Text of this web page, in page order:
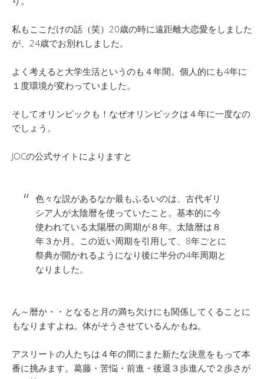
私もここだけの話（笑）20歳の時に遠距離大恋愛をしました
が、24歳でお別れしました。
よく考えると大学生活というのも４年間。個人的にも4年に
１度環境が変わっていました。
そしてオリンピックも！なぜオリンピックは４年に一度なの
でしょう。
JOCの公式サイトによりますと
色々な説があるなか最もふるいのは、古代ギリ
シア人が太陰暦を使っていたこと。基本的に今
使われている太陽暦の周期が８年。太陰暦は８
年３か月。この近い周期を引用して、8年ごとに
祭典が開かれるようになり後に半分の4年周期と
なりました。
ん～暦か・・となると月の満ち欠けにも関係してくることに
もなりますよね。体がそうさせているんかもね。
アスリートの人たちは４年の間にまた新たな決意をもって本
番に挑みます。葛藤・苦悩・前進・後退３歩進んで２歩さが